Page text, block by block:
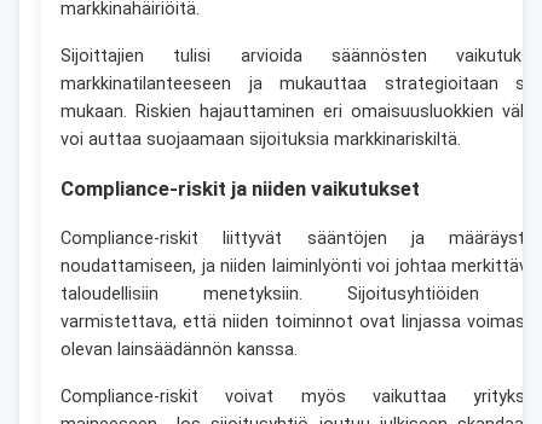
markkinahäiriöitä.
Sijoittajien tulisi arvioida säännösten
markkinatilanteeseen ja mukauttaa strategioitaan
mukaan. Riskien hajauttaminen eri omaisuusluokkien
voi auttaa suojaamaan sijoituksia markkinariskiltä.
Compliance-riskit ja niiden vaikutukset
Compliance-riskit liittyvät sääntöjen ja
noudattamiseen, ja niiden laiminlyönti voi johtaa
taloudellisiin menetyksiin. Sijoitusyhtiöiden
varmistettava, että niiden toiminnot ovat linjassa
olevan lainsäädännön kanssa.
Compliance-riskit voivat myös vaikuttaa